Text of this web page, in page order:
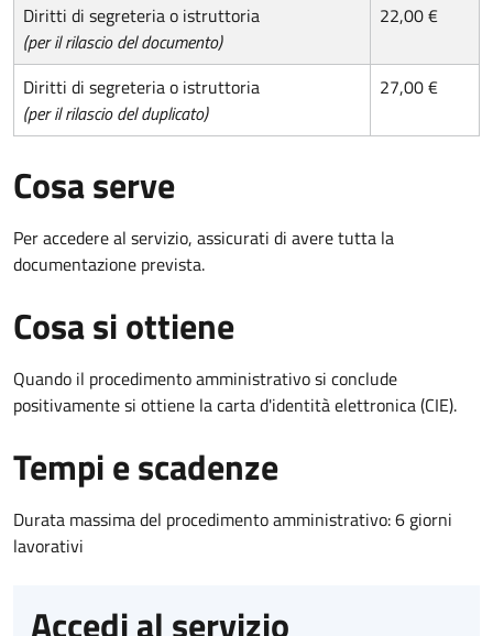
Diritti di segreteria o istruttoria
(per il rilascio del documento)
22,00 €
Diritti di segreteria o istruttoria
(per il rilascio del duplicato)
27,00 €
Cosa serve
Per accedere al servizio, assicurati di avere tutta la
documentazione prevista.
Cosa si ottiene
Quando il procedimento amministrativo si conclude
positivamente si ottiene la carta d'identità elettronica (CIE).
Tempi e scadenze
Durata massima del procedimento amministrativo: 6 giorni
lavorativi
Accedi al servizio